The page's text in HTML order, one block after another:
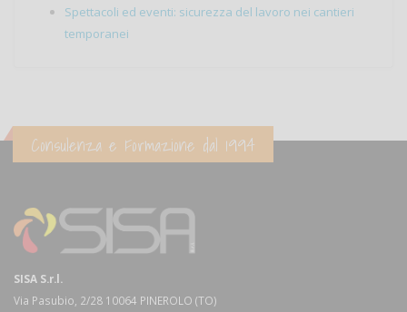
Spettacoli ed eventi: sicurezza del lavoro nei cantieri
temporanei
Consulenza e Formazione dal 1994
SISA S.r.l.
Via Pasubio, 2/28 10064 PINEROLO (TO)